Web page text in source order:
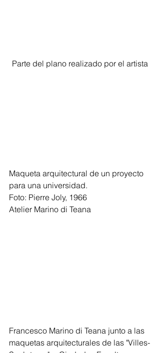
Parte del plano realizado por el artista
Maqueta arquitectural de un proyecto
para una universidad.
Foto: Pierre Joly, 1966
Atelier Marino di Teana
Francesco Marino di Teana junto a las
maquetas arquitecturales de las "Villes-